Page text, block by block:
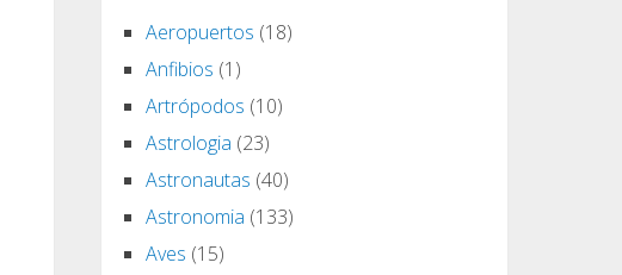
Aeropuertos (18)
Anfibios (1)
Artrópodos (10)
Astrologia (23)
Astronautas (40)
Astronomia (133)
Aves (15)